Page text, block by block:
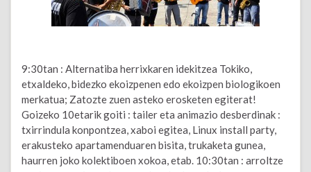
9:30tan : Alternatiba herrixkaren idekitzea Tokiko,
etxaldeko, bidezko ekoizpenen edo ekoizpen biologikoen
merkatua; Zatozte zuen asteko erosketen egiterat!
Goizeko 10etarik goiti : tailer eta animazio desberdinak :
txirrindula konpontzea, xaboi egitea, Linux install party,
erakusteko apartamenduaren bisita, trukaketa gunea,
haurren joko kolektiboen xokoa, etab. 10:30tan : arroltze